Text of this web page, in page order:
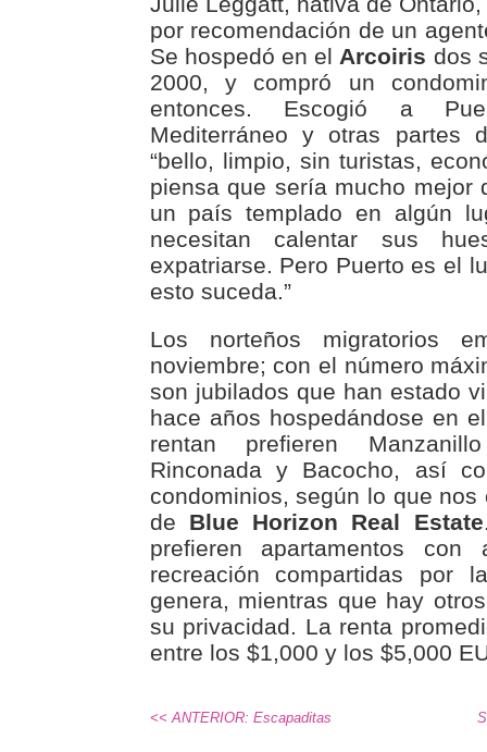
por recomendación de un
Se hospedó en el Arcoiris dos
2000, y compró un
entonces. Escogió a
Mediterráneo y otras partes
“bello, limpio, sin turistas,
piensa que sería mucho mejor
un país templado en algún
necesitan calentar sus
expatriarse. Pero Puerto es el
esto suceda.”
Los norteños migratorios
noviembre; con el número
son jubilados que han estado
hace años hospedándose en
rentan prefieren
Rinconada y Bacocho, así
condominios, según lo que
de Blue Horizon Real Estate
prefieren apartamentos
recreación compartidas por
genera, mientras que hay
su privacidad. La renta
entre los $1,000 y los $5,000
<< ANTERIOR: Escapaditas